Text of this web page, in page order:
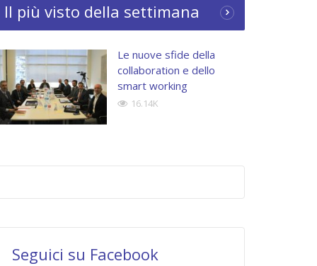
Il più visto della settimana
Le nuove sfide della
collaboration e dello
smart working
16.14K
Seguici su Facebook